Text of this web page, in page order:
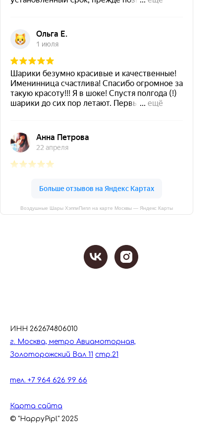
Воздушные Шары ХэппиПипл на карте Москвы — Яндекс Карты
ИНН 262674806010
г. Москва, метро Авиамоторная,
Золоторожский Вал 11 стр.21
тел. +7 964 626 99 66
Карта сайта
© "HappyPipl" 2025